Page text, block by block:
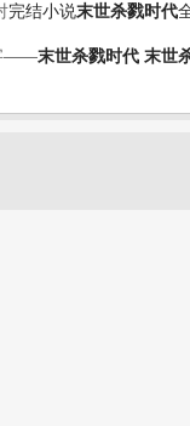
完结小说末世杀戮时代
——末世杀戮时代 末世